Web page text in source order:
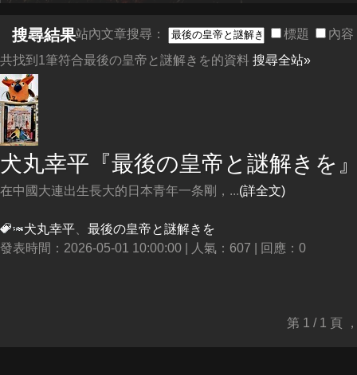
搜尋結果站內文章搜尋： 標題
內容
共找到1筆符合最後の皇帝と謎解きを的資料 搜尋全站»
犬丸幸平『最後の皇帝と謎解きを
在中國大連出生長大的日本青年一条剛，...(詳全文)
犬丸幸平
最後の皇帝と謎解きを
發表時間：2026-05-01 10:00:00 | 人氣：607 | 回應：0
第 1 / 1